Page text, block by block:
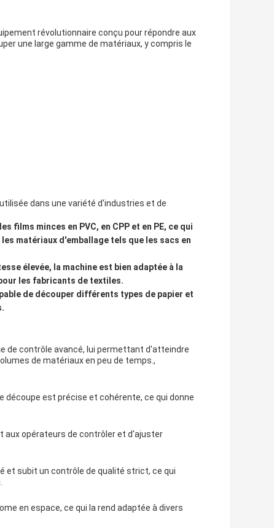
révolutionnaire conçu pour répondre aux
une large gamme de matériaux, y compris le
dans une variété d'industries et de
films minces en PVC, en CPP et en PE, ce qui
matériaux d'emballage tels que les sacs en
élevée, la machine est bien adaptée à la
les fabricants de textiles.
de découper différents types de papier et
de contrôle avancé, lui permettant d'atteindre
de matériaux en peu de temps.,
découpe est précise et cohérente, ce qui donne
aux opérateurs de contrôler et d'ajuster
et subit un contrôle de qualité strict, ce qui
en espace, ce qui la rend adaptée à divers